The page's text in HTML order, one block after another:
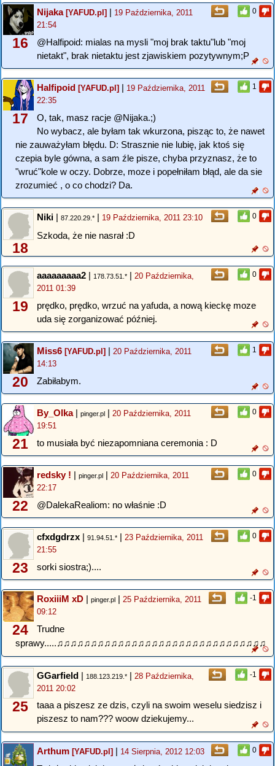
0
16
Nijaka[YAFUD.pl] | 19 Października, 2011
21:54
@Halfipoid: mialas na mysli "moj brak taktu"lub "moj
nietakt", brak nietaktu jest zjawiskiem pozytywnym;P
1
17
Halfipoid [YAFUD.pl] | 19 Października, 2011
22:35
O, tak, masz racje @Nijaka.;)
No wybacz, ale byłam tak wkurzona, pisząc to, że nawet
nie zauważyłam błędu. D: Strasznie nie lubię, jak ktoś się
czepia byle gówna, a sam źle pisze, chyba przyznasz, że to
"wruć"kole w oczy. Dobrze, moze i popełniłam błąd, ale da sie
zrozumieć , o co chodzi? Da.
0
18
Niki | 87.220.29.* | 19 Października, 2011 23:10
Szkoda, że nie nasrał :D
0
19
aaaaaaaaa2 | 178.73.51.* | 20 Października,
2011 01:39
prędko, prędko, wrzuć na yafuda, a nową kieckę moze
uda się zorganizować później.
1
20
Miss6 [YAFUD.pl] | 20 Października, 2011
14:13
Zabiłabym.
0
21
By_Olka| pinger.pl | 20 Października, 2011
19:51
to musiała być niezapomniana ceremonia : D
0
22
redsky ! | pinger.pl | 20 Października, 2011
22:17
@DalekaRealiom: no właśnie :D
0
23
cfxdgdrzx | 91.94.51.* | 23 Października, 2011
21:55
sorki siostra;)....
-1
24
RoxiiiM xD | pinger.pl | 25 Października, 2011
09:12
Trudne
sprawy.....♫♫♫♫♫♫♫♫♫♫♫♫♫♫♫♫♫♫♫♫♫♫♫♫♫♫♫♫♫♫♫
-1
25
GGarfield | 188.123.219.* | 28 Października,
2011 20:02
taaa a piszesz ze dzis, czyli na swoim weselu siedzisz i
piszesz to nam??? woow dziekujemy...
0
Arthum [YAFUD.pl] | 14 Sierpnia, 2012 12:03